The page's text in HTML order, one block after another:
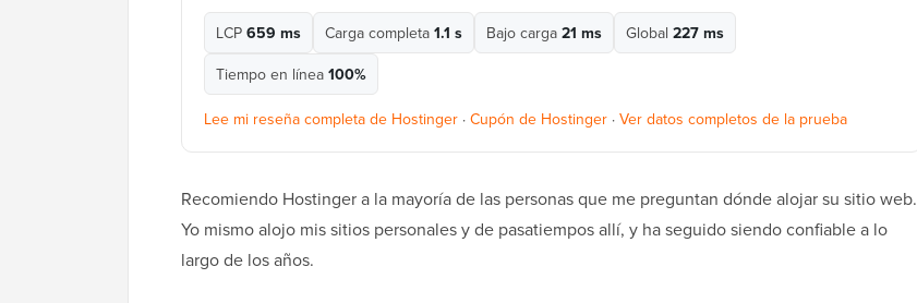
LCP 659 ms Carga completa 1.1 s Bajo carga 21 ms Global 227 ms
Tiempo en línea 100%
Lee mi reseña completa de Hostinger · Cupón de Hostinger · Ver datos completos de la prueba
Recomiendo Hostinger a la mayoría de las personas que me preguntan dónde alojar su sitio web.
Yo mismo alojo mis sitios personales y de pasatiempos allí, y ha seguido siendo confiable a lo
largo de los años.